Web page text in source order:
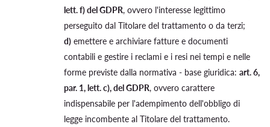
lett. f) del GDPR, ovvero l'interesse legittimo
perseguito dal Titolare del trattamento o da terzi;
d) emettere e archiviare fatture e documenti
contabili e gestire i reclami e i resi nei tempi e nelle
forme previste dalla normativa - base giuridica: art. 6,
par. 1, lett. c), del GDPR, ovvero carattere
indispensabile per l'adempimento dell'obbligo di
legge incombente al Titolare del trattamento.